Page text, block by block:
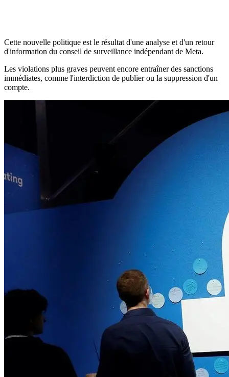
Cette nouvelle politique est le résultat d'une analyse et d'un retour
d'information du conseil de surveillance indépendant de Meta.
Les violations plus graves peuvent encore entraîner des sanctions
immédiates, comme l'interdiction de publier ou la suppression d'un
compte.